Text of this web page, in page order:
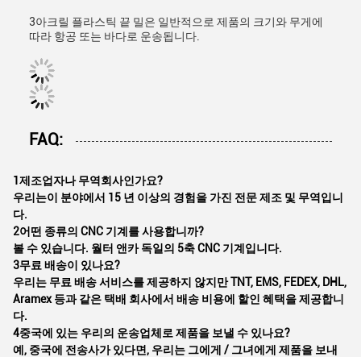
3아크릴 플라스틱 끝 밀은 일반적으로 제품의 크기와 무게에
따라 항공 또는 바다로 운송됩니다.
FAQ:
1제조업자나 무역회사인가요?
우리는이 분야에서 15 년 이상의 경험을 가진 전문 제조 및 무역입니
다.
2어떤 종류의 CNC 기계를 사용합니까?
볼 수 있습니다. 월터 앤카 독일의 5축 CNC 기계입니다.
3무료 배송이 있나요?
우리는 무료 배송 서비스를 제공하지 않지만 TNT, EMS, FEDEX, DHL,
Aramex 등과 같은 택배 회사에서 배송 비용에 할인 혜택을 제공합니
다.
4중국에 있는 우리의 운송업체로 제품을 보낼 수 있나요?
예, 중국에 전송사가 있다면, 우리는 그에게 / 그녀에게 제품을 보내